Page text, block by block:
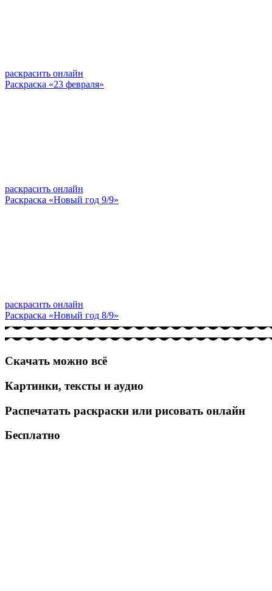
раскрасить онлайн
Раскраска «23 февраля»
раскрасить онлайн
Раскраска «Новый год 9/9»
раскрасить онлайн
Раскраска «Новый год 8/9»
Скачать можно всё
Картинки, тексты и аудио
Распечатать раскраски или рисовать онлайн
Бесплатно